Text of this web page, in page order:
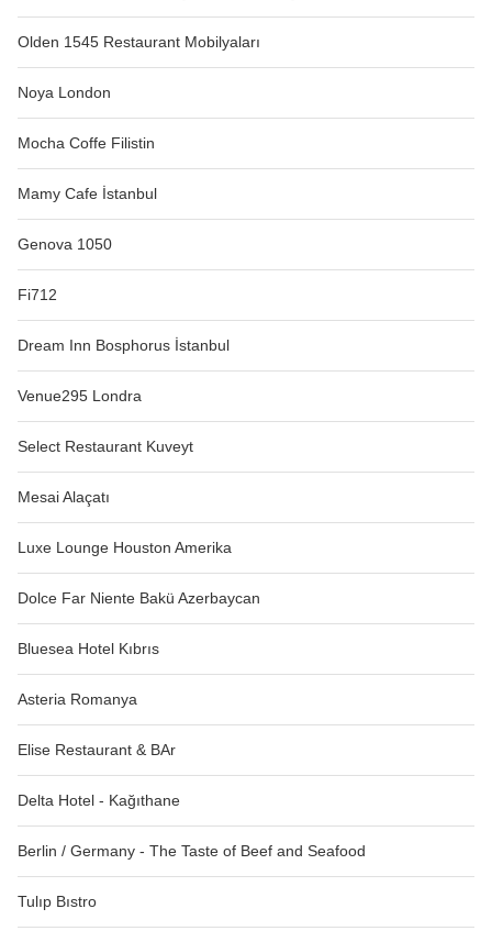
Olden 1545 Restaurant Mobilyaları
Noya London
Mocha Coffe Filistin
Mamy Cafe İstanbul
Genova 1050
Fi712
Dream Inn Bosphorus İstanbul
Venue295 Londra
Select Restaurant Kuveyt
Mesai Alaçatı
Luxe Lounge Houston Amerika
Dolce Far Niente Bakü Azerbaycan
Bluesea Hotel Kıbrıs
Asteria Romanya
Elise Restaurant & BAr
Delta Hotel - Kağıthane
Berlin / Germany - The Taste of Beef and Seafood
Tulıp Bıstro